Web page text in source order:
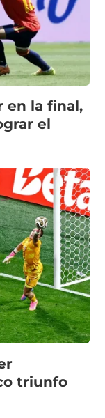
en la final,
el
triunfo